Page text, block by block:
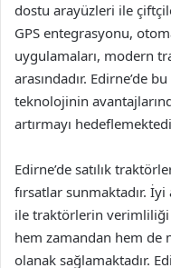
dostu arayüzleri ile
GPS entegrasyonu,
uygulamaları, modern
arasındadır. Edirne’de
teknolojinin
artırmayı
Edirne’de satılık
fırsatlar sunmaktadır.
ile traktörlerin verimliliği
hem zamandan hem de
olanak sağlamaktadır.